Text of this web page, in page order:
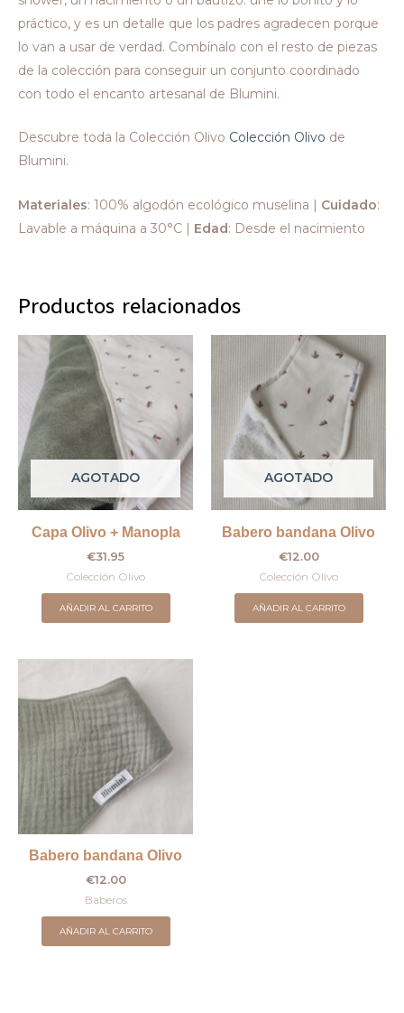
práctico, y es un detalle que los padres agradecen porque
lo van a usar de verdad. Combínalo con el resto de piezas
de la colección para conseguir un conjunto coordinado
con todo el encanto artesanal de Blumini.
Descubre toda la Colección Olivo Colección Olivo de
Blumini.
Materiales: 100% algodón ecológico muselina | Cuidado:
Lavable a máquina a 30°C | Edad: Desde el nacimiento
Productos relacionados
AGOTADO
Capa Olivo + Manopla
€31.95
Colección Olivo
AÑADIR AL CARRITO
AGOTADO
Babero bandana Olivo
€12.00
Colección Olivo
AÑADIR AL CARRITO
Babero bandana Olivo
€12.00
Baberos
AÑADIR AL CARRITO